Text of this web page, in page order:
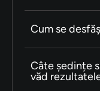
Cum se
Câte ședințe
văd